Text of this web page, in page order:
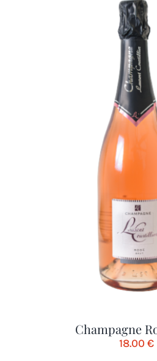
Champagne
18.00€